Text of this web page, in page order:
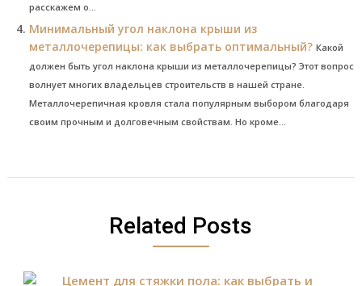
расскажем о...
Минимальный угол наклона крыши из
металлочерепицы: как выбрать оптимальный? Какой
должен быть угол наклона крыши из металлочерепицы? Этот вопрос
волнует многих владельцев строительств в нашей стране.
Металлочерепичная кровля стала популярным выбором благодаря
своим прочным и долговечным свойствам. Но кроме...
Related Posts